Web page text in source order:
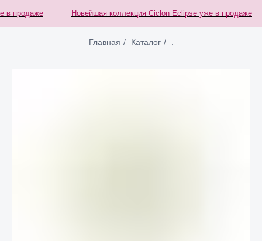
продаже Новейшая коллекция Ciclon Eclipse уже в продаже
Главная / Каталог /